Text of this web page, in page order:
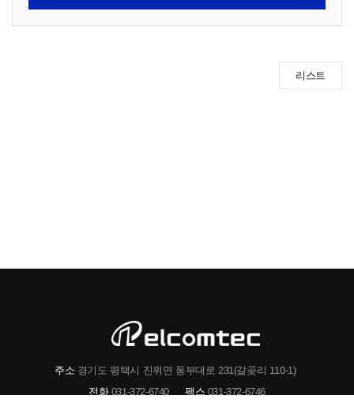
리스트
주소 경기도 평택시 진위면 동부대로 231(갈곶리 110-1)
전화031-372-6740 팩스 031-372-6746